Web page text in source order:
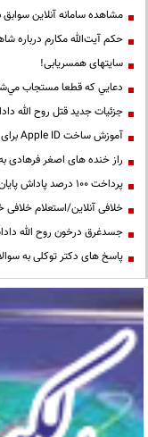
مشاهده سامانه آنلاين سوابق
حكم آيت‌الله مكارم درباره
سایتهای همسریابی!
دعايي كه قطعا مستجاب
جزئیات جدید قتل روح الله
آموزش ساخت Apple ID برای کاربران ایرانی
راز خنده های اصغر فرهادی
پرداخت ۱۰۰ درصد پاداش پایان خدمت فرهنگیان
خلافی آنلاین/استعلام خلافی
جسدغرق درخون روح الله
پاسخ های دکتر توکلی به